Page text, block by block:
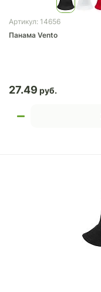
Артикул: 14656
Панама Vento
27.49